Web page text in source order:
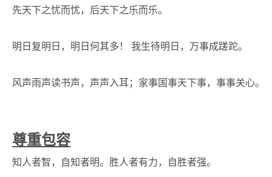
先天下之忧而忧，后天下之乐而乐。
明日复明日，明日何其多！ 我生待明日，万事成蹉跎。
风声雨声读书声，声声入耳；家事国事天下事，事事关心。
尊重包容
知人者智，自知者明。胜人者有力，自胜者强。